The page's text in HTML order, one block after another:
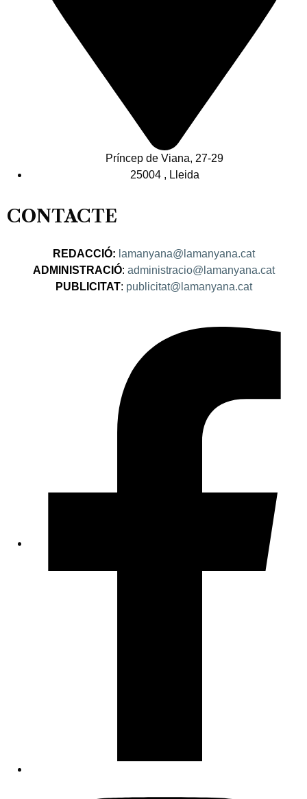
Príncep de Viana, 27-29
25004 , Lleida
CONTACTE
REDACCIÓ: lamanyana@lamanyana.cat
ADMINISTRACIÓ: administracio@lamanyana.cat
PUBLICITAT: publicitat@lamanyana.cat